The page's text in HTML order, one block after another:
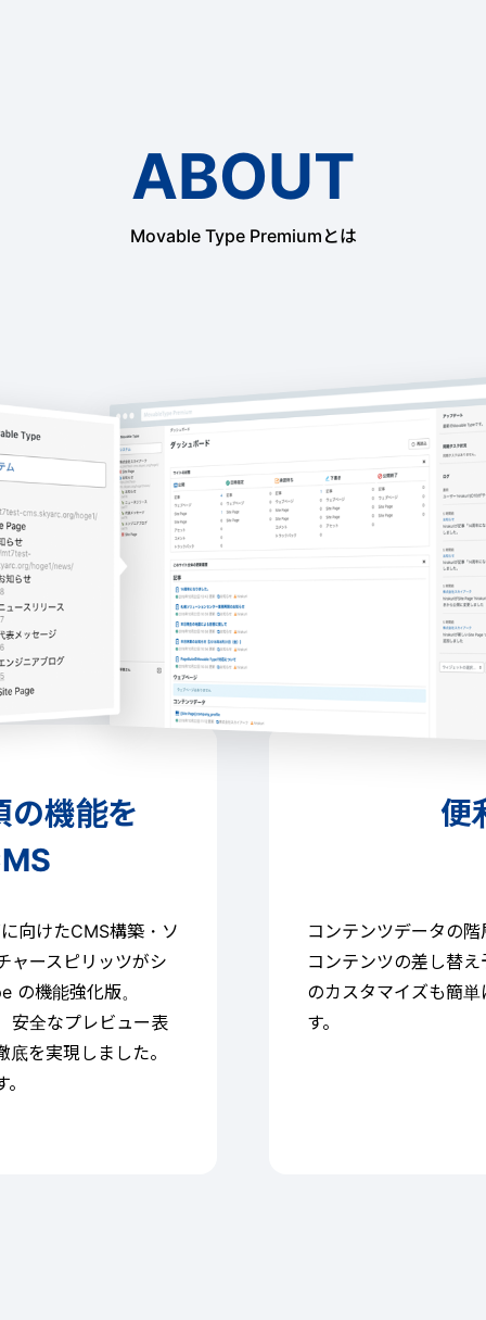
ABOUT
Movable Type Premiumとは
の機能を
向けたCMS構築・ソ
ャースピリッツがシ
の機能強化版。
安全なプレビュー表
を実現しました。
便
コンテンツデータの階
コンテンツの差し替
のカスタマイズも簡
す。